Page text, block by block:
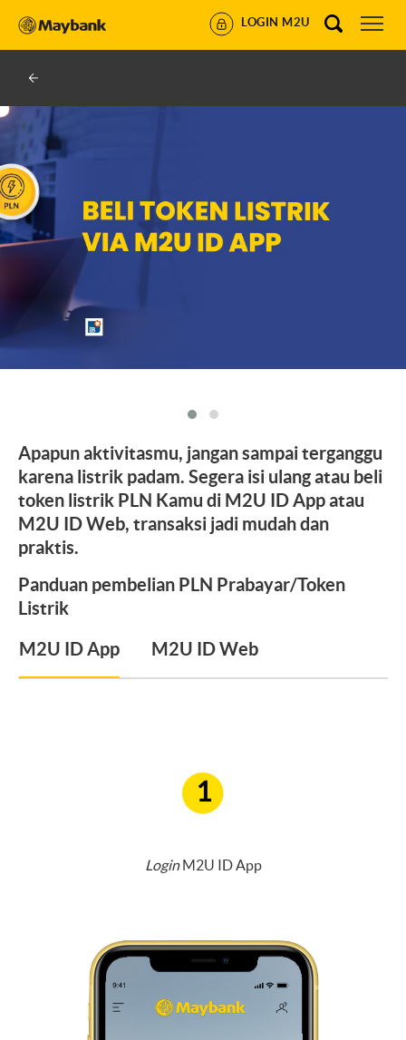
LOGIN M2U
Apapun aktivitasmu, jangan sampai terganggu
karena listrik padam. Segera isi ulang atau beli
token listrik PLN Kamu di M2U ID App atau
M2U ID Web, transaksi jadi mudah dan
praktis.
Panduan pembelian PLN Prabayar/Token
Listrik
M2U ID App
M2U ID Web
1
LoginM2U ID App